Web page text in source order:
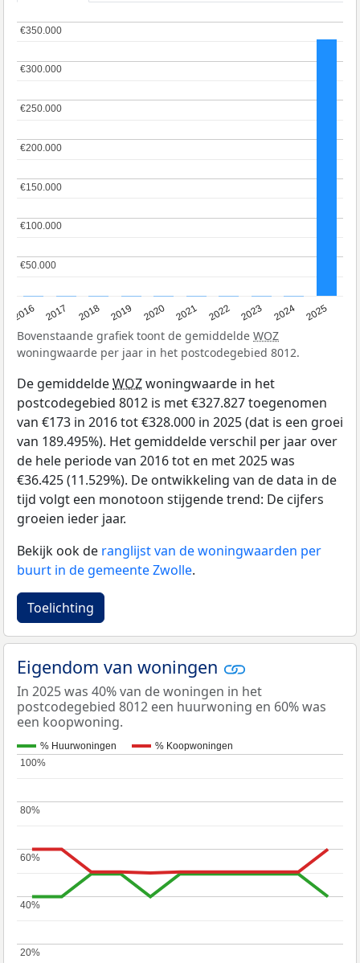
2016 2017 2018 2019 2020 2021 2022 2023 2024 2025
€50.000
€50.000
€100.000
€100.000
€150.000
€150.000
€200.000
€200.000
€250.000
€250.000
€300.000
€300.000
€350.000
€350.000
Bovenstaande grafiek toont de gemiddelde WOZ
woningwaarde per jaar in het postcodegebied 8012.
De gemiddeldeWOZwoningwaarde in het
postcodegebied 8012 is met €327.827 toegenomen
van €173 in 2016 tot €328.000 in 2025 (dat is een groei
van 189.495%). Het gemiddelde verschil per jaar over
de hele periode van 2016 tot en met 2025 was
€36.425 (11.529%). De ontwikkeling van de data in de
tijd volgt een monotoon stijgende trend: De cijfers
groeien ieder jaar.
Bekijk ook de ranglijst van de woningwaarden per
buurt in de gemeente Zwolle.
Toelichting
Eigendom van woningen
In 2025 was 40% van de woningen in het
postcodegebied 8012 een huurwoning en 60% was
een koopwoning.
% Huurwoningen % Koopwoningen
20%
20%
40%
40%
60%
60%
80%
80%
100%
100%